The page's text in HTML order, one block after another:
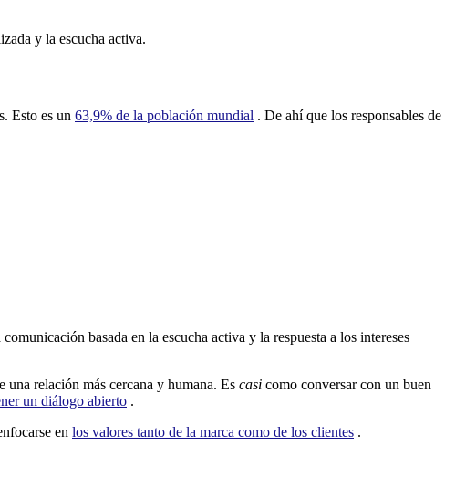
y la escucha activa.
Esto es un 63,9% de la población mundial . De ahí que los responsables de
basada en la escucha activa y la respuesta a los intereses
relación más cercana y humana. Es casi como conversar con un buen
un diálogo abierto .
en los valores tanto de la marca como de los clientes .